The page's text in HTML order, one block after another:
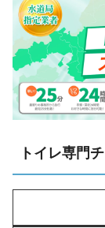
トイレ専門